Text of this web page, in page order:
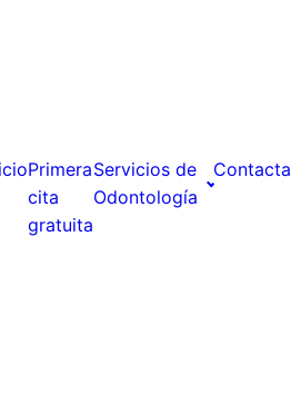
Primera
cita
gratuita
Servicios de
Odontología
Contacta